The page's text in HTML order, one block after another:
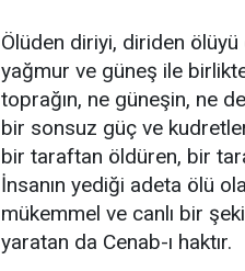
Ölüden diriyi, diriden
yağmur ve güneş ile
toprağın, ne güneşin, ne
bir sonsuz güç ve
bir taraftan öldüren, bir
İnsanın yediği adeta ölü
mükemmel ve canlı bir
yaratan da Cenab-ı haktır.